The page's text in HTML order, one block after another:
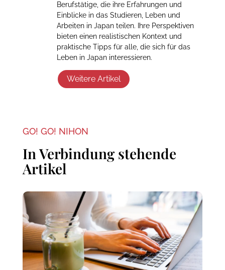
Berufstätige, die ihre Erfahrungen und
Einblicke in das Studieren, Leben und
Arbeiten in Japan teilen. Ihre Perspektiven
bieten einen realistischen Kontext und
praktische Tipps für alle, die sich für das
Leben in Japan interessieren.
Weitere Artikel
GO! GO! NIHON
In Verbindung stehende
Artikel